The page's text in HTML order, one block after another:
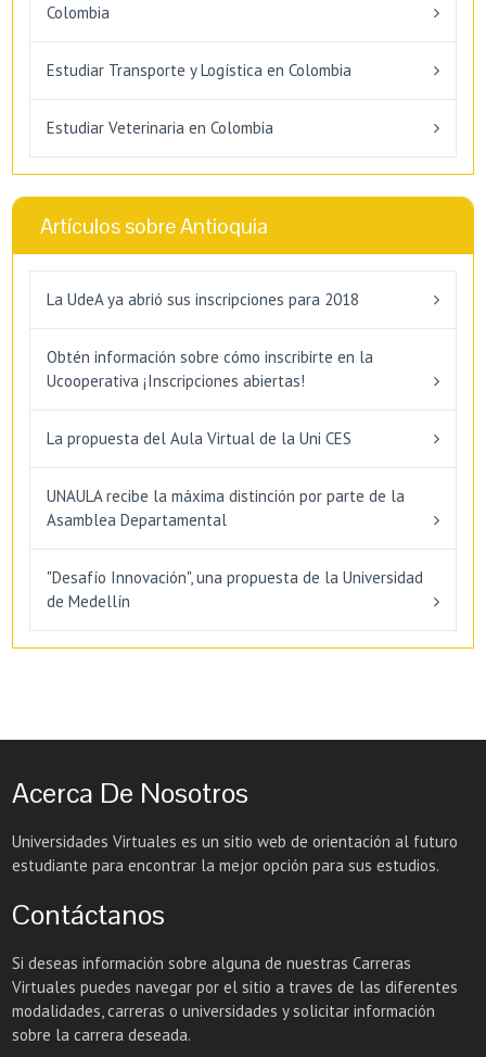
Colombia
Estudiar Transporte y Logística en Colombia
Estudiar Veterinaria en Colombia
Artículos sobre Antioquia
La UdeA ya abrió sus inscripciones para 2018
Obtén información sobre cómo inscribirte en la
Ucooperativa ¡Inscripciones abiertas!
La propuesta del Aula Virtual de la Uni CES
UNAULA recibe la máxima distinción por parte de la
Asamblea Departamental
"Desafío Innovación", una propuesta de la Universidad
de Medellín
Acerca De Nosotros
Universidades Virtuales es un sitio web de orientación al futuro
estudiante para encontrar la mejor opción para sus estudios.
Contáctanos
Si deseas información sobre alguna de nuestras Carreras
Virtuales puedes navegar por el sitio a traves de las diferentes
modalidades, carreras o universidades y solicitar información
sobre la carrera deseada.